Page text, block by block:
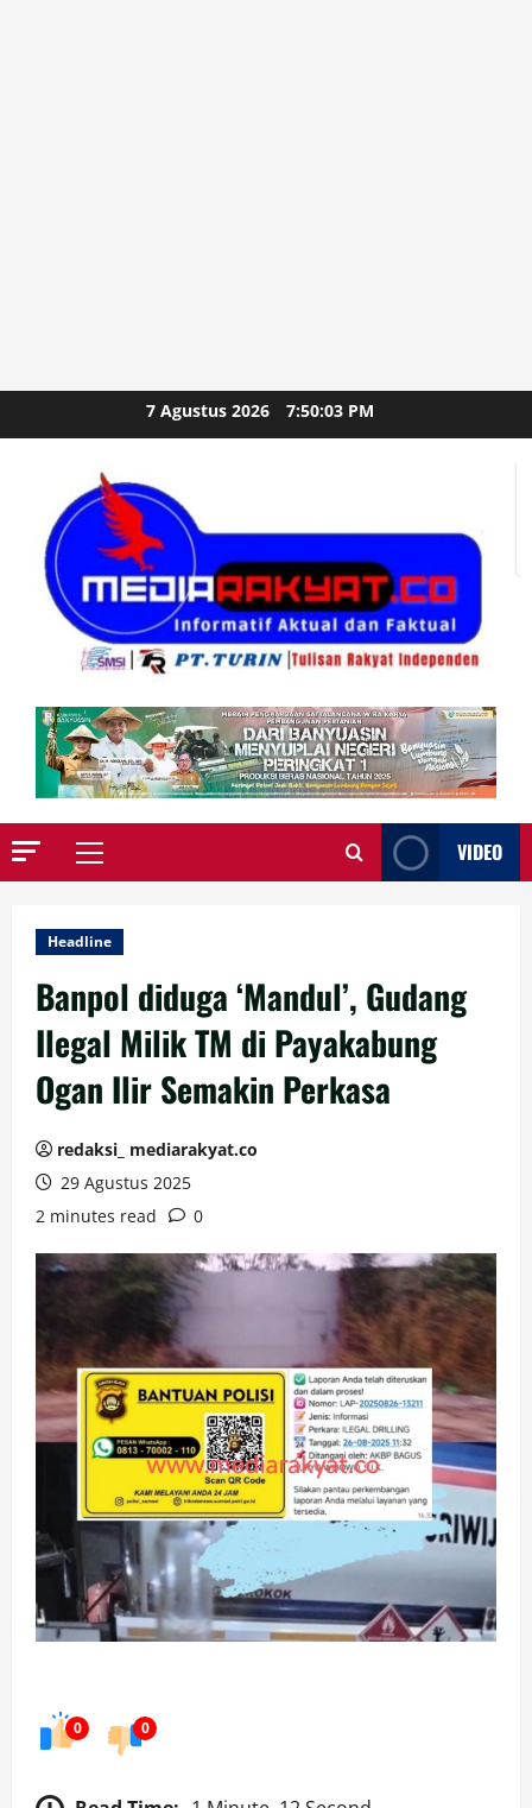
to
7 Agustus 2026 7:50:05 PM
Primary
VIDEO
Headline
Banpol diduga ‘Mandul’, Gudang
Ilegal Milik TM di Payakabung
Ogan Ilir Semakin Perkasa
redaksi_ mediarakyat.co
29 Agustus 2025
2 minutes read
0
0 0